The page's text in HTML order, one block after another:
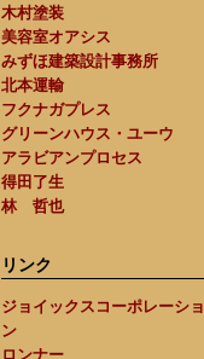
木村塗装
美容室オアシス
みずほ建築設計事務所
北本運輸
フクナガプレス
グリーンハウス・ユーウ
アラビアンプロセス
得田了生
林 哲也
リンク
ジョイックスコーポレーショ
ン
ロンナー